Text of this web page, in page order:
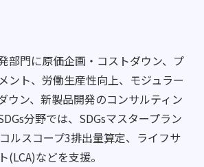
部門に原価企画・コストダウン、プ
ント、労働生産性向上、モジュラー
ウン、新製品開発のコンサルティン
分野では、SDGsマスタープラン
ルスコープ3排出量算定、ライフサ
などを支援。